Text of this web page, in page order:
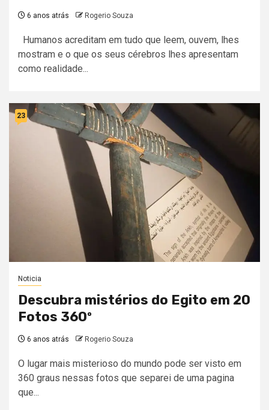
6 anos atrás Rogerio Souza
Humanos acreditam em tudo que leem, ouvem, lhes
mostram e o que os seus cérebros lhes apresentam
como realidade...
23
Noticia
Descubra mistérios do Egito em 20
Fotos 360º
6 anos atrás Rogerio Souza
O lugar mais misterioso do mundo pode ser visto em
360 graus nessas fotos que separei de uma pagina
que...